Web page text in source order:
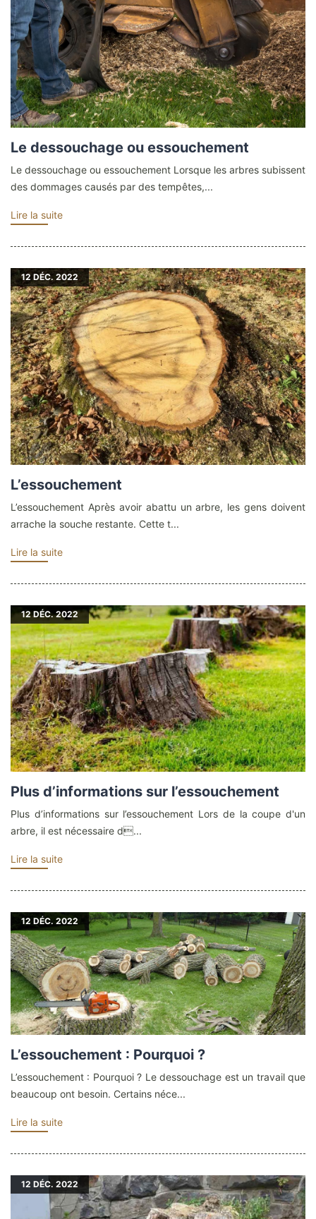
Le dessouchage ou essouchement
Le dessouchage ou essouchement Lorsque les arbres subissent
des dommages causés par des tempêtes,...
Lire la suite
12 DÉC. 2022
L’essouchement
L’essouchement Après avoir abattu un arbre, les gens doivent
arrache la souche restante. Cette t...
Lire la suite
12DÉC. 2022
Plus d’informations sur l’essouchement
Plus d’informations sur l’essouchement Lors de la coupe d'un
arbre, il est nécessaire d...
Lire la suite
12 DÉC. 2022
L’essouchement : Pourquoi ?
L’essouchement : Pourquoi ? Le dessouchage est un travail que
beaucoup ont besoin. Certains néce...
Lire la suite
12 DÉC. 2022